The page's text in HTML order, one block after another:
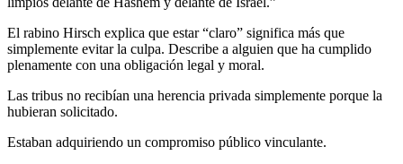
El rabino Hirsch explica que estar “claro” significa más que
simplemente evitar la culpa. Describe a alguien que ha cumplido
plenamente con una obligación legal y moral.
Las tribus no recibían una herencia privada simplemente porque la
hubieran solicitado.
Estaban adquiriendo un compromiso público vinculante.